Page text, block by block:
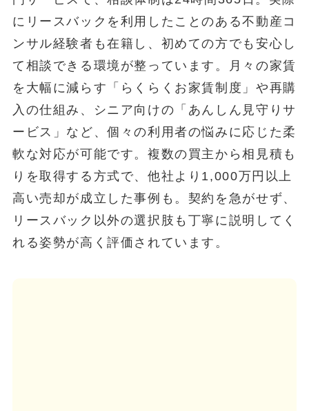
にリースバックを利用したことのある不動産コ
ンサル経験者も在籍し、初めての方でも安心し
て相談できる環境が整っています。月々の家賃
を大幅に減らす「らくらくお家賃制度」や再購
入の仕組み、シニア向けの「あんしん見守りサ
ービス」など、個々の利用者の悩みに応じた柔
軟な対応が可能です。複数の買主から相見積も
りを取得する方式で、他社より1,000万円以上
高い売却が成立した事例も。契約を急がせず、
リースバック以外の選択肢も丁寧に説明してく
れる姿勢が高く評価されています。